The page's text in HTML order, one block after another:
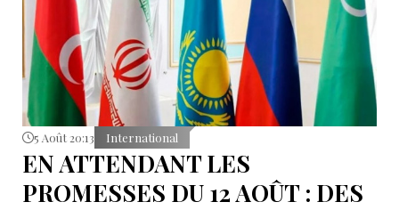
5 Août 20:13 International
EN ATTENDANT LES
PROMESSES DU 12 AOÛT : DES